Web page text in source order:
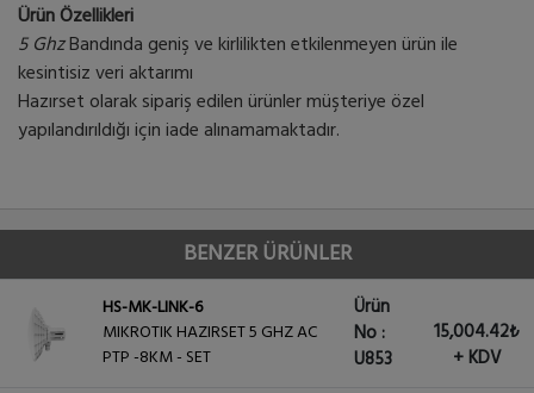
Ürün Özellikleri
5 GhzBandında geniş ve kirlilikten etkilenmeyen ürün ile
kesintisiz veri aktarımı
Hazırset olarak sipariş edilen ürünler müşteriye özel
yapılandırıldığı için iade alınamamaktadır.
BENZER ÜRÜNLER
HS-MK-LINK-6
MIKROTIK HAZIRSET 5 GHZ AC
PTP -8KM - SET
Ürün
No :
U853
15,004.42₺
+ KDV